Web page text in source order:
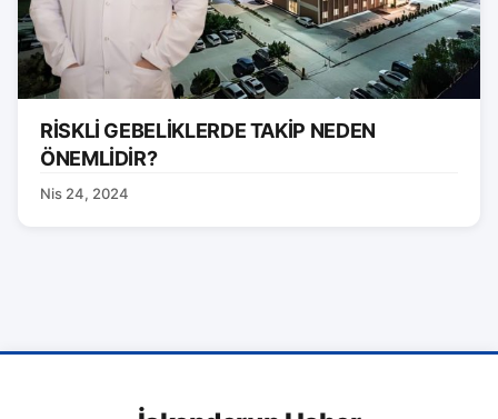
RİSKLİ GEBELİKLERDE TAKİP NEDEN
ÖNEMLİDİR?
Nis 24, 2024